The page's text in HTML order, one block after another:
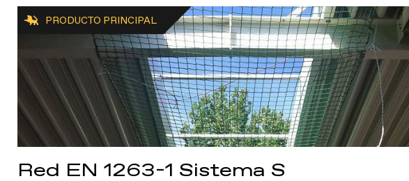
PRODUCTO PRINCIPAL
Red EN 1263-1 Sistema S